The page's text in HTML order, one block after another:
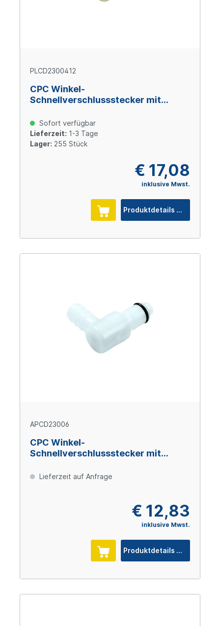
PLCD2300412
CPC Winkel-
Schnellverschlussstecker mit
Polypropylen
Sofort verfügbar
Lieferzeit: 1-3 Tage
Lager: 255 Stück
€ 17,08
inklusive Mwst.
Produktdetails
APCD23006
CPC Winkel-
Schnellverschlussstecker mit
Schlauchtülle, Acetal
Lieferzeit auf Anfrage
€ 12,83
inklusive Mwst.
Produktdetails